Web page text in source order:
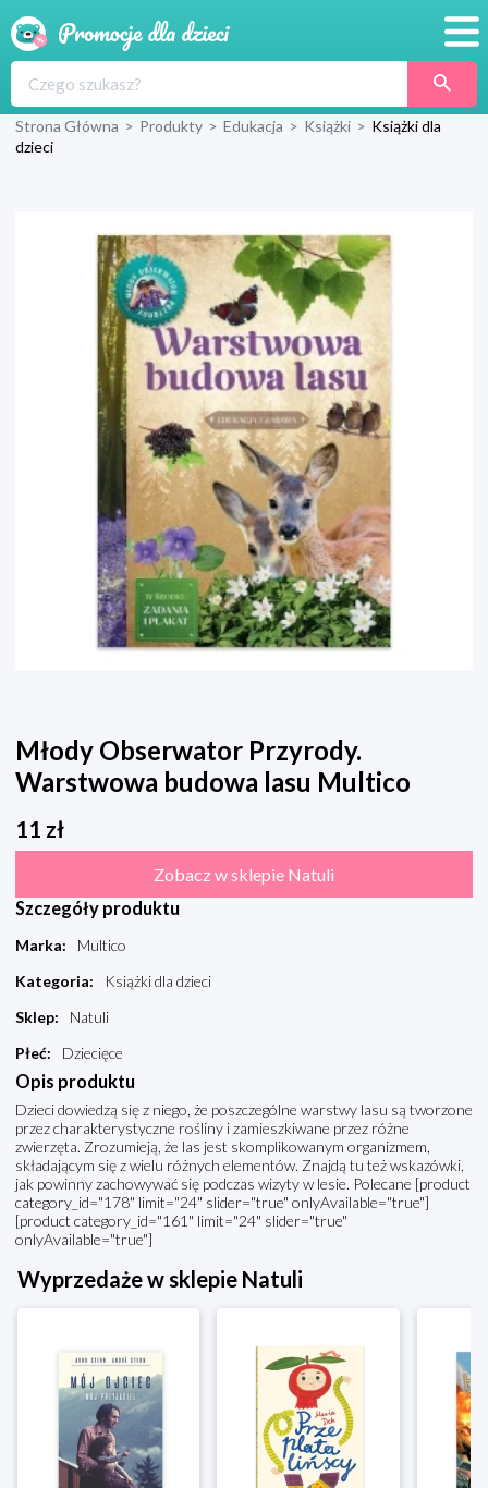
Produkty
Blog
Wyprawka
Strona Główna > Produkty > Edukacja > Książki > Książki dla
dzieci
Młody Obserwator Przyrody.
Warstwowa budowa lasu Multico
11 zł
Zobacz w sklepie Natuli
Szczegóły produktu
Marka:
Multico
Kategoria:
Książki dla dzieci
Sklep:
Natuli
Płeć: Dziecięce
Opis produktu
Dzieci dowiedzą się z niego, że poszczególne warstwy lasu są tworzone
przez charakterystyczne rośliny i zamieszkiwane przez różne
zwierzęta. Zrozumieją, że las jest skomplikowanym organizmem,
składającym się z wielu różnych elementów. Znajdą tu też wskazówki,
jak powinny zachowywać się podczas wizyty w lesie. Polecane [product
category_id="178" limit="24" slider="true" onlyAvailable="true"]
[product category_id="161" limit="24" slider="true"
onlyAvailable="true"]
Wyprzedaże w sklepie Natuli